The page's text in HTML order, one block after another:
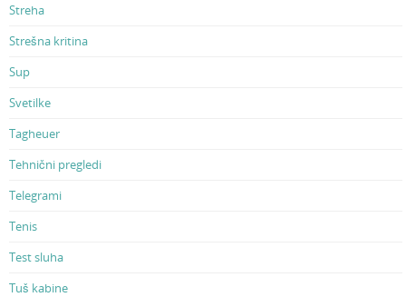
Streha
Strešna kritina
Sup
Svetilke
Tagheuer
Tehnični pregledi
Telegrami
Tenis
Test sluha
Tuš kabine